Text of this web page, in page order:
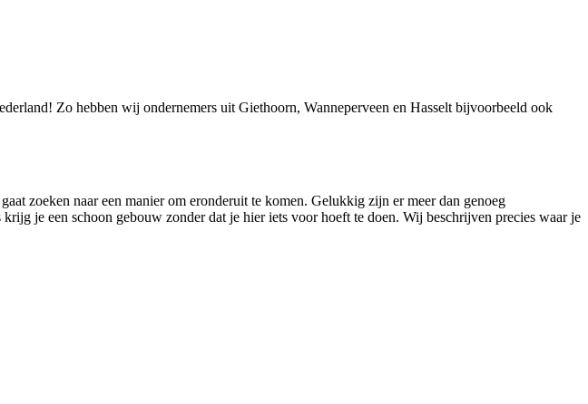
Zo hebben wij ondernemers uit Giethoorn, Wanneperveen en Hasselt bijvoorbeeld ook
zoeken naar een manier om eronderuit te komen. Gelukkig zijn er meer dan genoeg
je een schoon gebouw zonder dat je hier iets voor hoeft te doen. Wij beschrijven precies waar je